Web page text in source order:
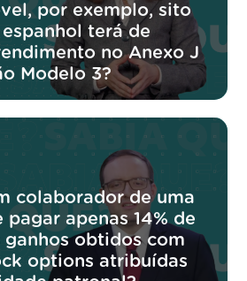
por exemplo, sito
terá de
no Anexo J
Modelo 3?
colaborador de uma
apenas 14% de
ganhos obtidos com
options atribuídas